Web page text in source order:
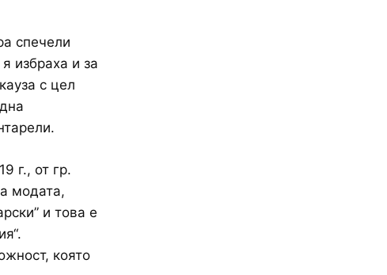
спечели
избраха и за
с цел
г., от гр.
модата,
и това е
която